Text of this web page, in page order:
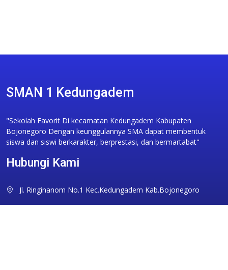
SMAN 1 Kedungadem
"Sekolah Favorit Di kecamatan Kedungadem Kabupaten
Bojonegoro Dengan keunggulannya SMA dapat membentuk
siswa dan siswi berkarakter, berprestasi, dan bermartabat"
Hubungi Kami
Jl. Ringinanom No.1 Kec.Kedungadem Kab.Bojonegoro